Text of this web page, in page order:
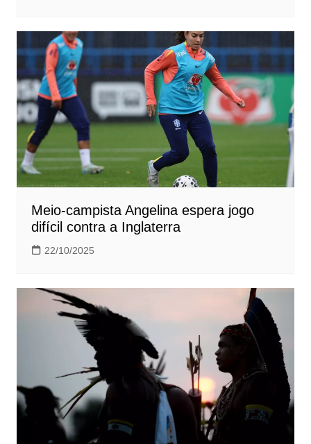
Meio-campista Angelina espera jogo
difícil contra a Inglaterra
22/10/2025